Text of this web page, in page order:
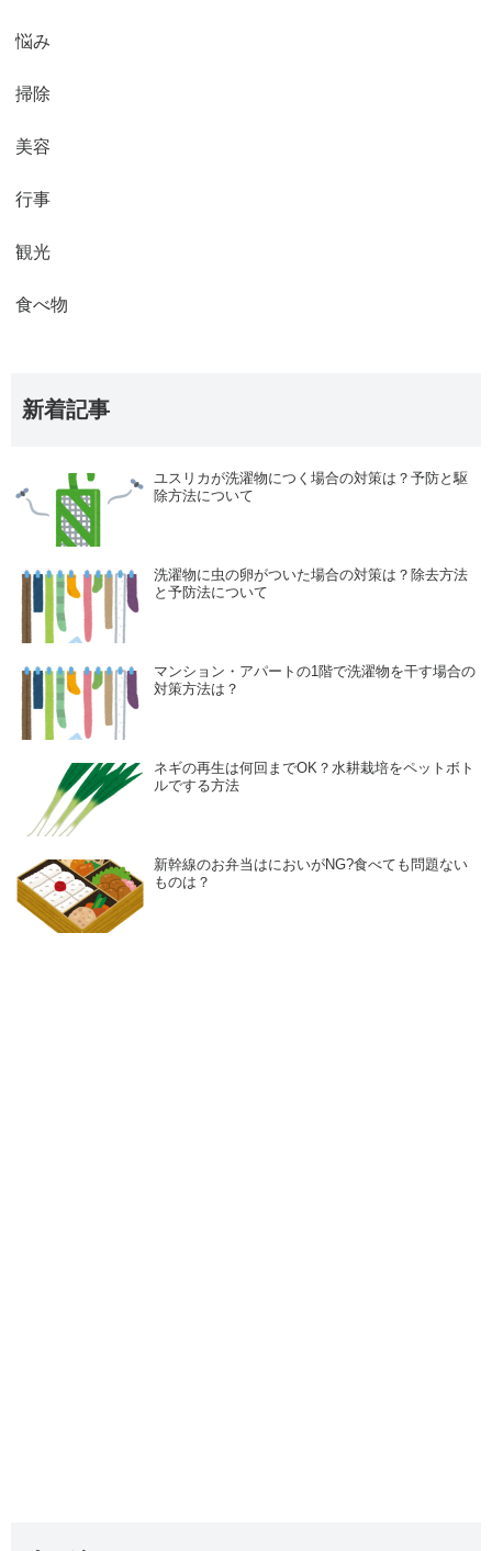
悩み
掃除
美容
行事
観光
食べ物
新着記事
ユスリカが洗濯物につく場合の対策は？予防と駆
除方法について
洗濯物に虫の卵がついた場合の対策は？除去方法
と予防法について
マンション・アパートの1階で洗濯物を干す場合の
対策方法は？
ネギの再生は何回までOK？水耕栽培をペットボト
ルでする方法
新幹線のお弁当はにおいがNG?食べても問題ない
ものは？